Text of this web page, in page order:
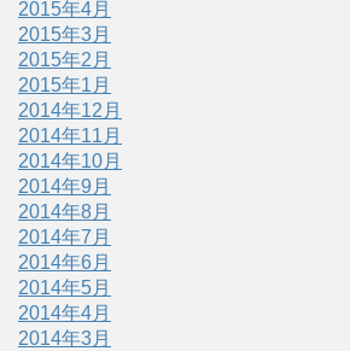
2015年4月
2015年3月
2015年2月
2015年1月
2014年12月
2014年11月
2014年10月
2014年9月
2014年8月
2014年7月
2014年6月
2014年5月
2014年4月
2014年3月